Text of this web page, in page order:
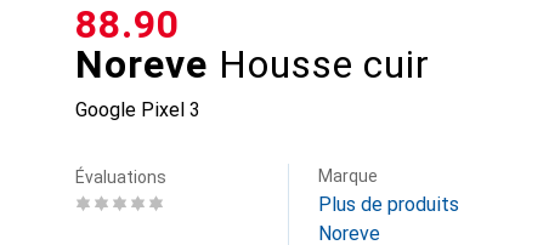
Noreve Housse cuir
Google Pixel 3
CHF
88.90
Évaluations Marque
Plus de produits
Noreve